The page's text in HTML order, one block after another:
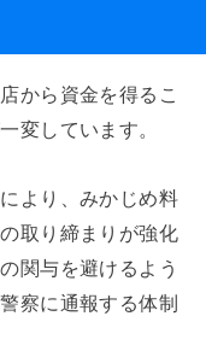
から資金を得るこ
変しています。
より、みかじめ料
取り締まりが強化
関与を避けるよう
察に通報する体制